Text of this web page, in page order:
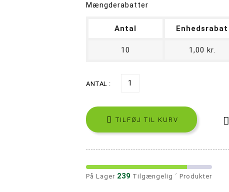
Mængderabatter
Antal Enhedsrabat
10 1,00 kr.
ANTAL :
 TILFØJ TIL KURV 
På Lager 239 Tilgængelig ´ Produkter